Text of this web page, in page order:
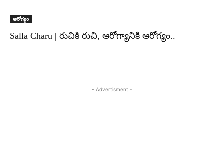
ఆరోగ్యం
Salla Charu | రుచికి రుచి, ఆరోగ్యానికి ఆరోగ్యం..
- Advertisment -